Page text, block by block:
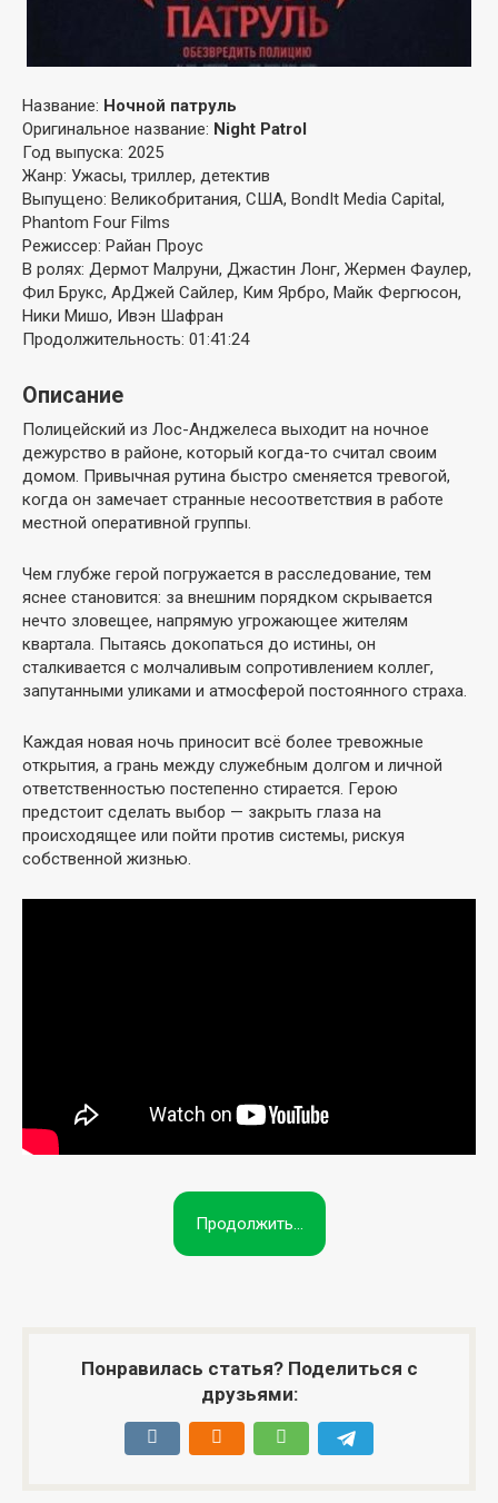
Название: Ночной патруль
Оригинальное название: Night Patrol
Год выпуска: 2025
Жанр: Ужасы, триллер, детектив
Выпущено: Великобритания, США, BondIt Media Capital,
Phantom Four Films
Режиссер: Райан Проус
В ролях: Дермот Малруни, Джастин Лонг, Жермен Фаулер,
Фил Брукс, АрДжей Сайлер, Ким Ярбро, Майк Фергюсон,
Ники Мишо, Ивэн Шафран
Продолжительность: 01:41:24
Описание
Полицейский из Лос-Анджелеса выходит на ночное
дежурство в районе, который когда-то считал своим
домом. Привычная рутина быстро сменяется тревогой,
когда он замечает странные несоответствия в работе
местной оперативной группы.
Чем глубже герой погружается в расследование, тем
яснее становится: за внешним порядком скрывается
нечто зловещее, напрямую угрожающее жителям
квартала. Пытаясь докопаться до истины, он
сталкивается с молчаливым сопротивлением коллег,
запутанными уликами и атмосферой постоянного страха.
Каждая новая ночь приносит всё более тревожные
открытия, а грань между служебным долгом и личной
ответственностью постепенно стирается. Герою
предстоит сделать выбор — закрыть глаза на
происходящее или пойти против системы, рискуя
собственной жизнью.
Продолжить...
Понравилась статья? Поделиться с
друзьями: